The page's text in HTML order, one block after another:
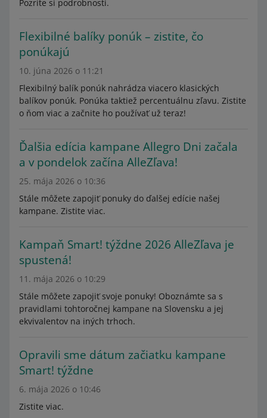
Pozrite si podrobnosti.
Flexibilné balíky ponúk – zistite, čo
ponúkajú
10. júna 2026 o 11:21
Flexibilný balík ponúk nahrádza viacero klasických
balíkov ponúk. Ponúka taktiež percentuálnu zľavu. Zistite
o ňom viac a začnite ho používať už teraz!
Ďalšia edícia kampane Allegro Dni začala
a v pondelok začína AlleZľava!
25. mája 2026 o 10:36
Stále môžete zapojiť ponuky do ďalšej edície našej
kampane. Zistite viac.
Kampaň Smart! týždne 2026 AlleZľava je
spustená!
11. mája 2026 o 10:29
Stále môžete zapojiť svoje ponuky! Oboznámte sa s
pravidlami tohtoročnej kampane na Slovensku a jej
ekvivalentov na iných trhoch.
Opravili sme dátum začiatku kampane
Smart! týždne
6. mája 2026 o 10:46
Zistite viac.